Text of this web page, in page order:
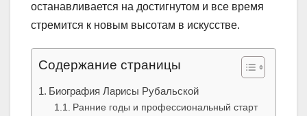
останавливается на достигнутом и все время
стремится к новым высотам в искусстве.
Содержание страницы
Биография Ларисы Рубальской
Ранние годы и профессиональный старт